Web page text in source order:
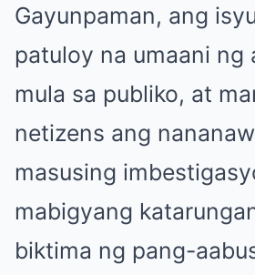
Gayunpaman, ang
patuloy na umaani ng
mula sa publiko, at
netizens ang
masusing
mabigyang
biktima ng pang-